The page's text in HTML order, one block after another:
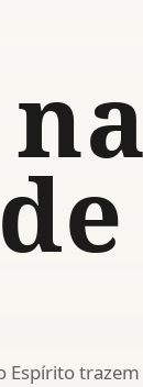
Espírito trazem